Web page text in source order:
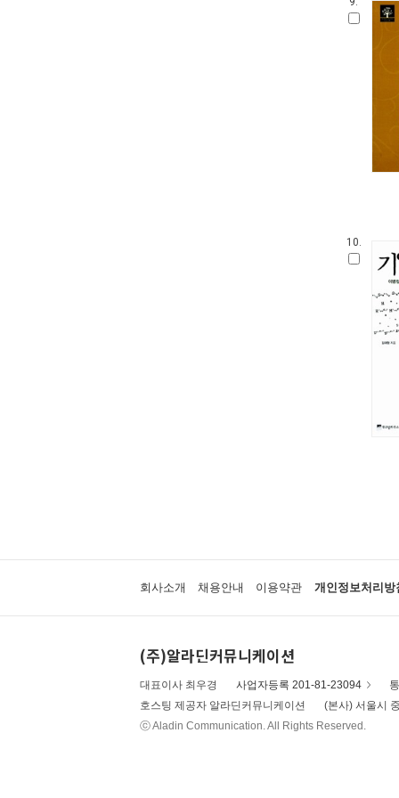
10.
회사소개 채용안내 이용약관 개인정보처리방
(주)알라딘커뮤니케이션
대표이사 최우경 사업자등록 201-81-23094
호스팅 제공자 알라딘커뮤니케이션
(본사) 서울시
ⓒ Aladin Communication. All Rights Reserved.